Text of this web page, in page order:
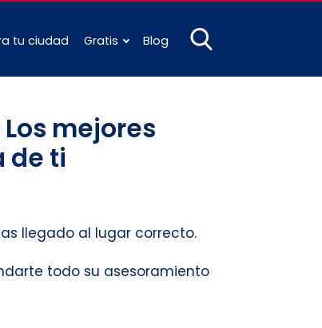
tu ciudad Gratis Blog
mejores
de ti
llegado al lugar correcto.
todo su asesoramiento